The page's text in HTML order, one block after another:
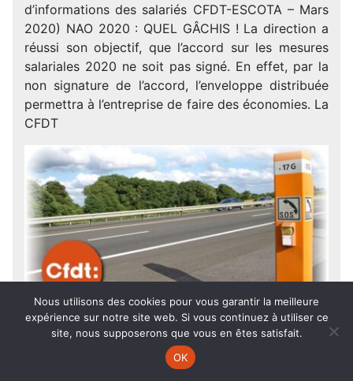
d’informations des salariés CFDT-ESCOTA – Mars
2020) NAO 2020 : QUEL GÂCHIS ! La direction a
réussi son objectif, que l’accord sur les mesures
salariales 2020 ne soit pas signé. En effet, par la
non signature de l’accord, l’enveloppe distribuée
permettra à l’entreprise de faire des économies. La
CFDT
Déc.2018
Nous utilisons des cookies pour vous garantir la meilleure
expérience sur notre site web. Si vous continuez à utiliser ce
site, nous supposerons que vous en êtes satisfait.
OK